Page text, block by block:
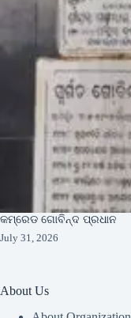
କମ୍ରେଡ ଗୋବିନ୍ଦ ପ୍ରଧାନ
July 31, 2026
About Us